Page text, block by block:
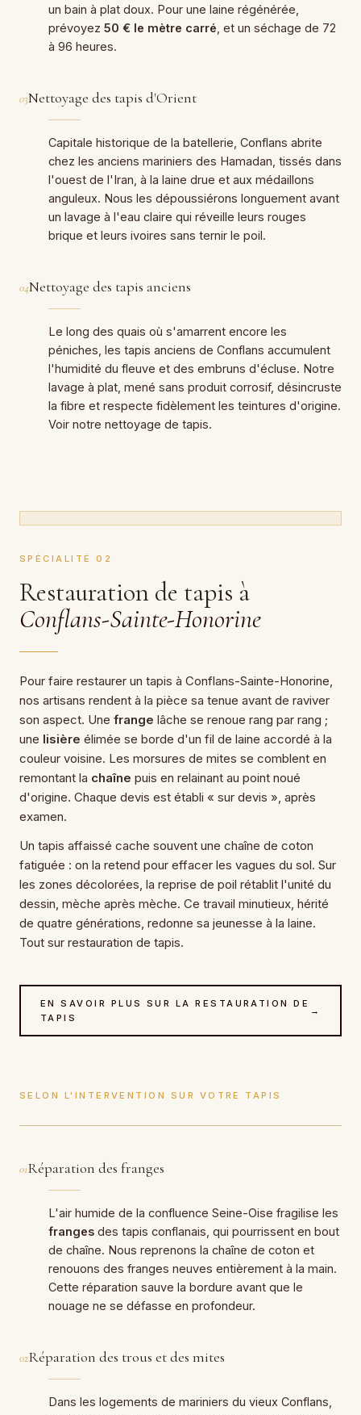
un bain à plat doux. Pour une laine régénérée,
prévoyez 50 € le mètre carré , et un séchage de 72
à 96 heures.
03Nettoyage des tapis d'Orient
Capitale historique de la batellerie, Conflans abrite
chez les anciens mariniers des Hamadan, tissés dans
l'ouest de l'Iran, à la laine drue et aux médaillons
anguleux. Nous les dépoussiérons longuement avant
un lavage à l'eau claire qui réveille leurs rouges
brique et leurs ivoires sans ternir le poil.
04Nettoyage des tapis anciens
Le long des quais où s'amarrent encore les
péniches, les tapis anciens de Conflans accumulent
l'humidité du fleuve et des embruns d'écluse. Notre
lavage à plat, mené sans produit corrosif, désincruste
la fibre et respecte fidèlement les teintures d'origine.
Voir notre nettoyage de tapis.
SPÉCIALITÉ 02
Restauration de tapis à
Conflans-Sainte-Honorine
Pour faire restaurer un tapis à Conflans-Sainte-Honorine,
nos artisans rendent à la pièce sa tenue avant de raviver
son aspect. Une frange lâche se renoue rang par rang ;
une lisière élimée se borde d'un fil de laine accordé à la
couleur voisine. Les morsures de mites se comblent en
remontant la chaîne puis en relainant au point noué
d'origine. Chaque devis est établi « sur devis », après
examen.
Un tapis affaissé cache souvent une chaîne de coton
fatiguée : on la retend pour effacer les vagues du sol. Sur
les zones décolorées, la reprise de poil rétablit l'unité du
dessin, mèche après mèche. Ce travail minutieux, hérité
de quatre générations, redonne sa jeunesse à la laine.
Tout sur restauration de tapis.
EN SAVOIR PLUS SUR LA RESTAURATION DE
TAPIS
→
SELON L'INTERVENTION SUR VOTRE TAPIS
01Réparation des franges
L'air humide de la confluence Seine-Oise fragilise les
franges des tapis conflanais, qui pourrissent en bout
de chaîne. Nous reprenons la chaîne de coton et
renouons des franges neuves entièrement à la main.
Cette réparation sauve la bordure avant que le
nouage ne se défasse en profondeur.
02Réparation des trous et des mites
Dans les logements de mariniers du vieux Conflans,